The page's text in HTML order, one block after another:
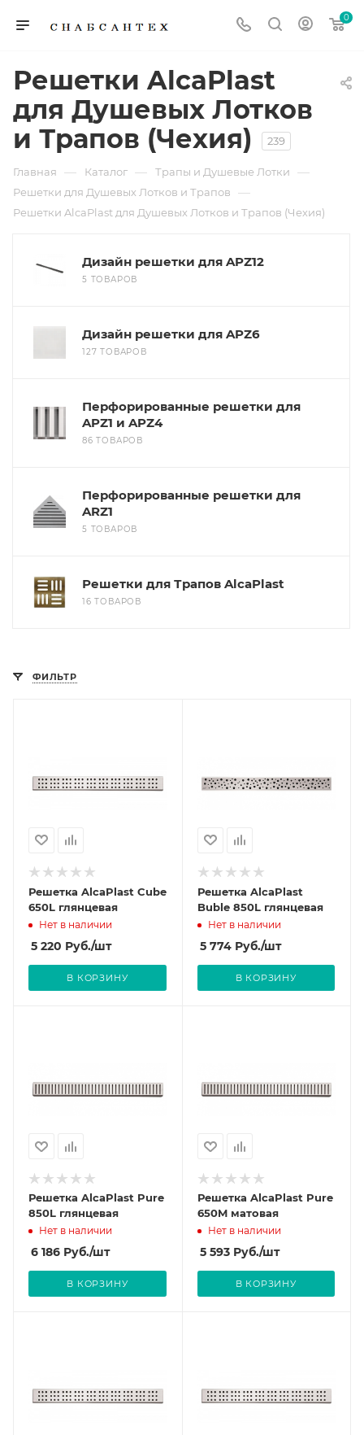
0
Решетки AlcaPlast
для Душевых Лотков
и Трапов (Чехия)
239
Главная — Каталог — Трапы и Душевые Лотки —
Решетки для Душевых Лотков и Трапов —
Решетки AlcaPlast для Душевых Лотков и Трапов (Чехия)
Дизайн решетки для APZ12
5 ТОВАРОВ
Дизайн решетки для APZ6
127 ТОВАРОВ
Перфорированные решетки для
APZ1 и APZ4
86 ТОВАРОВ
Перфорированные решетки для
ARZ1
5 ТОВАРОВ
Решетки для Трапов AlcaPlast
16 ТОВАРОВ
ФИЛЬТР
Решетка AlcaPlast Cube
650L глянцевая
Нет в наличии
5 220 Руб./шт
В КОРЗИНУ
Решетка AlcaPlast
Buble 850L глянцевая
Нет в наличии
5 774Руб./шт
В КОРЗИНУ
Решетка AlcaPlast Pure
850L глянцевая
Нет в наличии
6 186 Руб./шт
В КОРЗИНУ
Решетка AlcaPlast Pure
650M матовая
Нет в наличии
5 593Руб./шт
В КОРЗИНУ